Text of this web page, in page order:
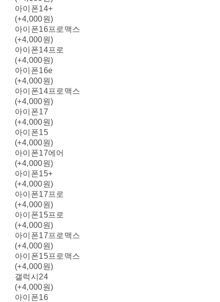
아이폰14+
(+4,000원)
아이폰16프로맥스
(+4,000원)
아이폰14프로
(+4,000원)
아이폰16e
(+4,000원)
아이폰14프로맥스
(+4,000원)
아이폰17
(+4,000원)
아이폰15
(+4,000원)
아이폰17에어
(+4,000원)
아이폰15+
(+4,000원)
아이폰17프로
(+4,000원)
아이폰15프로
(+4,000원)
아이폰17프로맥스
(+4,000원)
아이폰15프로맥스
(+4,000원)
갤럭시24
(+4,000원)
아이폰16